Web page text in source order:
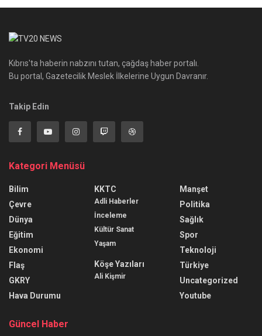
Kıbrıs'ta haberin nabzını tutan, çağdaş haber portalı.
Bu portal, Gazetecilik Meslek İlkelerine Uygun Davranır.
Takip Edin
Kategori Menüsü
Bilim
Çevre
Dünya
Eğitim
Ekonomi
Flaş
GKRY
Hava Durumu
KKTC
Adli Haberler
İnceleme
Kültür Sanat
Yaşam
Köşe Yazıları
Ali Kişmir
Manşet
Politika
Sağlık
Spor
Teknoloji
Türkiye
Uncategorized
Youtube
Güncel Haber